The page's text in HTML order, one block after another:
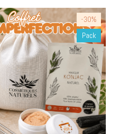
-30%
Pack